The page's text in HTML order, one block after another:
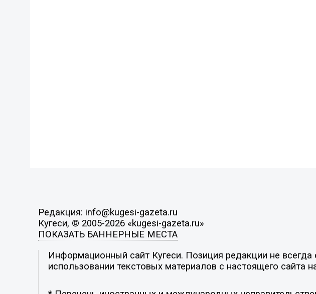
Редакция: info@kugesi-gazeta.ru
Кугеси, © 2005-2026 «kugesi-gazeta.ru»
ПОКАЗАТЬ БАННЕРНЫЕ МЕСТА
Информационный сайт Кугеси. Позиция редакции не
использовании текстовых материалов с настоящего сайта